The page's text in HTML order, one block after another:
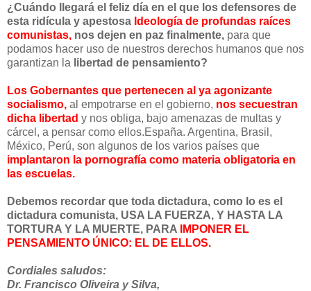
¿Cuándo llegará el feliz día en el que los defensores de
esta ridícula y apestosa Ideología de profundas raíces
comunistas, nos dejen en paz finalmente, para que
podamos hacer uso de nuestros derechos humanos que nos
garantizan la libertad de pensamiento?
Los Gobernantes que pertenecen al ya agonizante
socialismo, al empotrarse en el gobierno, nos secuestran
dicha libertad y nos obliga, bajo amenazas de multas y
cárcel, a pensar como ellos.España. Argentina, Brasil,
México, Perú, son algunos de los varios países que
implantaron la pornografía como materia obligatoria en
las escuelas.
Debemos recordar que toda dictadura, como lo es el
dictadura comunista, USA LA FUERZA, Y HASTA LA
TORTURA Y LA MUERTE, PARA
IMPONER EL
PENSAMIENTO ÚNICO: EL DE ELLOS.
Cordiales saludos:
Dr. Francisco Oliveira y Silva,